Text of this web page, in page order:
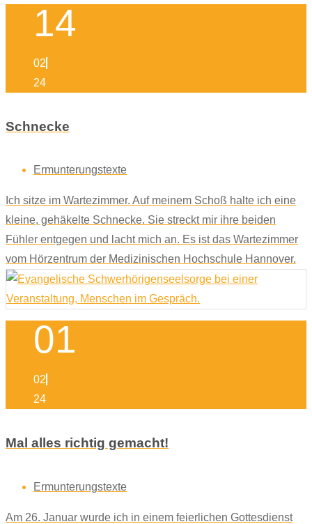
14
02
24
Schnecke
Ermunterungstexte
Ich sitze im Wartezimmer. Auf meinem Schoß halte ich eine
kleine, gehäkelte Schnecke. Sie streckt mir ihre beiden
Fühler entgegen und lacht mich an. Es ist das Wartezimmer
vom Hörzentrum der Medizinischen Hochschule Hannover.
01
02
24
Mal alles richtig gemacht!
Ermunterungstexte
Am 26. Januar wurde ich in einem feierlichen Gottesdienst